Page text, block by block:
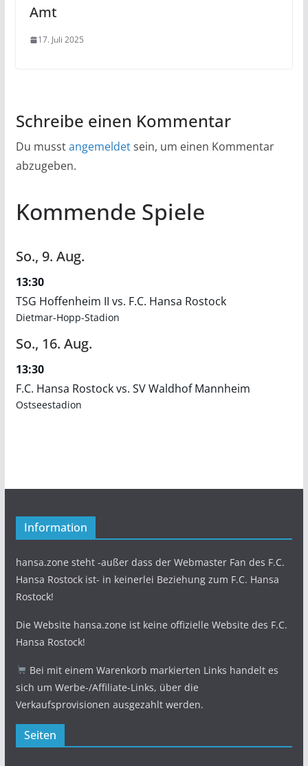
Amt
17. Juli 2025
Schreibe einen Kommentar
Du musstangemeldetsein, um einen Kommentar
abzugeben.
Kommende Spiele
So., 9. Aug.
13:30
TSG Hoffenheim II vs. F.C. Hansa Rostock
Dietmar-Hopp-Stadion
So., 16. Aug.
13:30
F.C. Hansa Rostock vs. SV Waldhof Mannheim
Ostseestadion
Information
hansa.zone steht -außer dass der Webmaster Fan des F.C.
Hansa Rostock ist- in keinerlei Beziehung zum F.C. Hansa
Rostock!
Die Website hansa.zone ist keine offizielle Website des F.C.
Hansa Rostock!
Bei mit einem Warenkorb markierten Links handelt es
sich um Werbe-/Affiliate-Links, über die
Verkaufsprovisionen ausgezahlt werden.
Seiten